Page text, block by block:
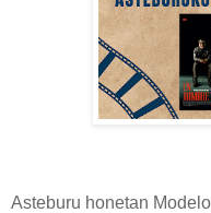
Asteburu honetan